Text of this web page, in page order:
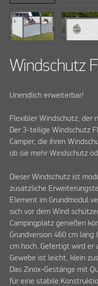
Windschutz
Unendlich erweiterbar!
Flexibler Windschutz, der
Der 3-teilige Windschutz
Camper, die ihren
ob sie mehr Windschutz
Dieser Windschutz ist
zusätzliche
Element im Grundmodul
sich vor dem Wind
Campingplatz genießen
Grundversion 460 cm
cm hoch. Gefertigt wird er
Gewebe ist leicht, klein
Das Zinox-Gestänge mit
für eine stabile